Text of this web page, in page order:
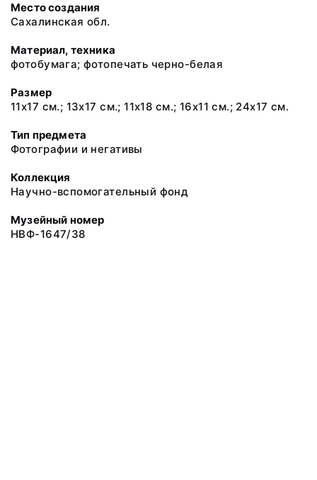
Место создания
Сахалинская обл.
Материал, техника
фотобумага; фотопечать черно-белая
Размер
11х17 см.; 13х17 см.; 11х18 см.; 16х11 см.; 24х17 см.
Тип предмета
Фотографии и негативы
Коллекция
Научно-вспомогательный фонд
Музейный номер
НВФ-1647/38